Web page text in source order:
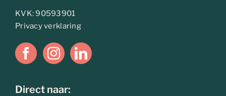
KVK: 90593901
Privacy verklaring
Direct naar: